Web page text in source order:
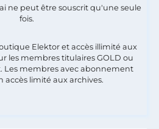
ne peut être souscrit qu'une seule
fois.​
Elektor et accès illimité aux
les membres titulaires GOLD ou
Les membres avec abonnement
accès limité aux archives.